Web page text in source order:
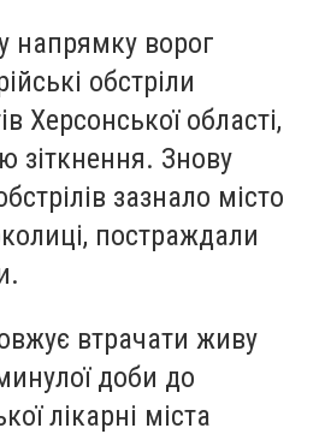
напрямку ворог
обстріли
Херсонської області,
зіткнення. Знову
зазнало місто
постраждали
втрачати живу
доби до
лікарні міста